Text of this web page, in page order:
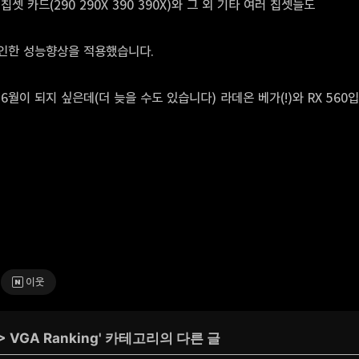
셋 카드(290 290X 390 390X)와 그 외 기타 여러 칩셋들도
한 성능향상을 적용했습니다.
월이 되지 싶은데(더 늦을 수도 있습니다) 라데온 베가(!)와 RX 560
이웃
VGA Ranking' 카테고리의 다른 글